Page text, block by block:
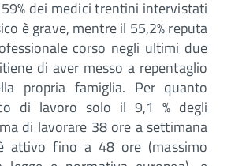
dei medici trentini intervistati
è grave, mentre il 55,2% reputa
corso negli ultimi due
di aver messo a repentaglio
propria famiglia. Per quanto
di lavoro solo il 9,1 % degli
di lavorare 38 ore a settimana
attivo fino a 48 ore (massimo